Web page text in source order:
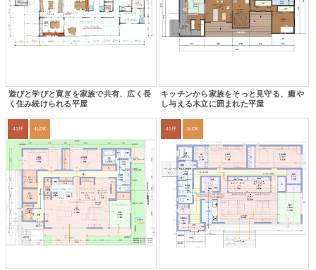
遊びと学びと寛ぎを家族で共有、広く長
く住み続けられる平屋
キッチンから家族をそっと見守る、癒や
し与える木立に囲まれた平屋
41坪 4LDK 41坪 3LDK